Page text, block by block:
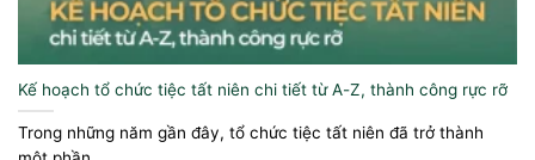
Kế hoạch tổ chức tiệc tất niên chi tiết từ A-Z, thành công rực rỡ
Trong những năm gần đây, tổ chức tiệc tất niên đã trở thành